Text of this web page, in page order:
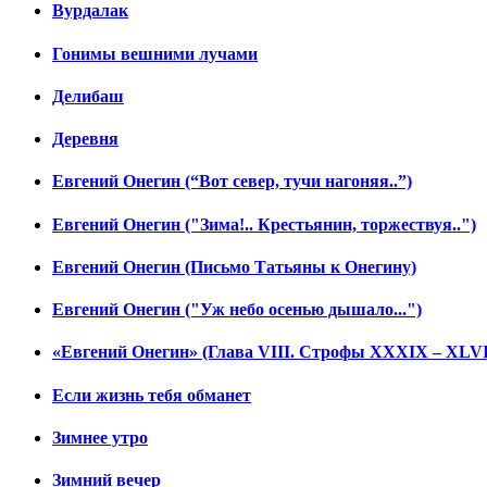
Вурдалак
Гонимы вешними лучами
Делибаш
Деревня
Евгений Онегин (“Вот север, тучи нагоняя..”)
Евгений Онегин ("Зима!.. Крестьянин, торжествуя..")
Евгений Онегин (Письмо Татьяны к Онегину)
Евгений Онегин ("Уж небо осенью дышало...")
«Евгений Онегин» (Глава VIII. Строфы XXXIX –
Если жизнь тебя обманет
Зимнее утро
Зимний вечер